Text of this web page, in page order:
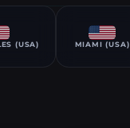
(USA) MIAMI (USA)